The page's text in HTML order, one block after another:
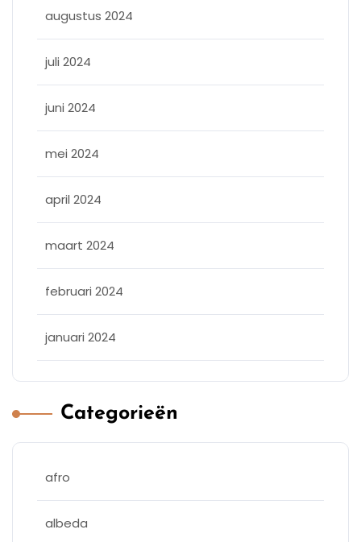
augustus 2024
juli 2024
juni 2024
mei 2024
april 2024
maart 2024
februari 2024
januari 2024
Categorieën
afro
albeda